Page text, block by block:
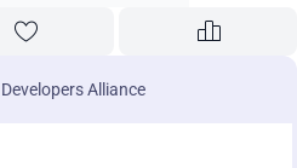
Alliance